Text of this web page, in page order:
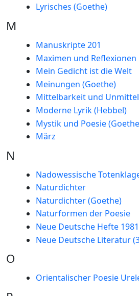
Lyrisches (Goethe)
M
Manuskripte 201
Maximen und Reflexionen
Mein Gedicht ist die Welt
Meinungen (Goethe)
Mittelbarkeit und
Moderne Lyrik (Hebbel)
Mystik und Poesie
März
N
Nadowessische
Naturdichter
Naturdichter (Goethe)
Naturformen der Poesie
Neue Deutsche Hefte 1981
Neue Deutsche Literatur
O
Orientalischer Poesie